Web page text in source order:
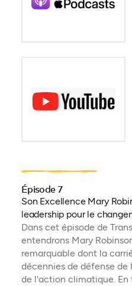
Épisode 7
Son Excellence Mary
leadership pour le
Dans cet épisode de
entendrons Mary
remarquable dont la
décennies de défense
de l'action climatique.